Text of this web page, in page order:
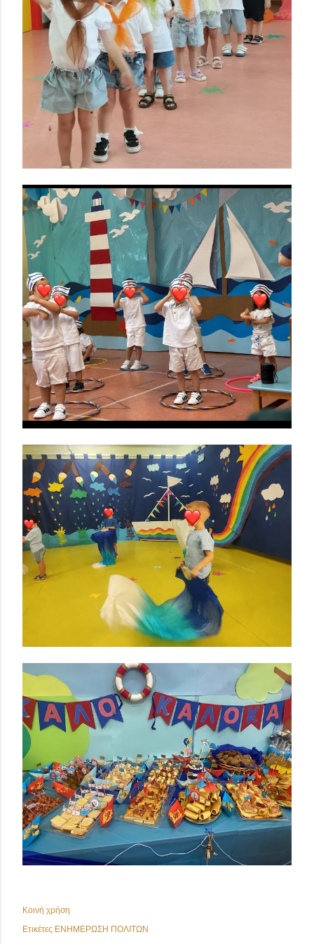
Κοινή χρήση
Ετικέτες ΕΝΗΜΕΡΩΣΗ ΠΟΛΙΤΩΝ